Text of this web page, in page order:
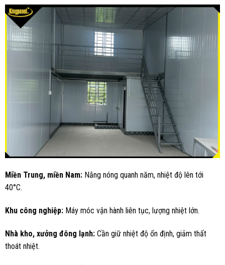
Miền Trung, miền Nam: Nắng nóng quanh năm, nhiệt độ lên tới
40°C.
Khu công nghiệp: Máy móc vận hành liên tục, lượng nhiệt lớn.
Nhà kho, xưởng đông lạnh: Cần giữ nhiệt độ ổn định, giảm thất
thoát nhiệt.